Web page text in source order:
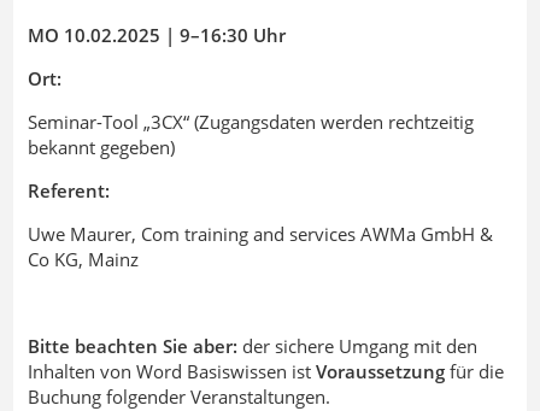
MO 10.02.2025 | 9–16:30 Uhr
Ort:
Seminar-Tool „3CX“ (Zugangsdaten werden rechtzeitig
bekannt gegeben)
Referent:
Uwe Maurer, Com training and services AWMa GmbH &
Co KG, Mainz
Bitte beachten Sie aber: der sichere Umgang mit den
Inhalten von Word Basiswissen ist Voraussetzung für die
Buchung folgender Veranstaltungen.